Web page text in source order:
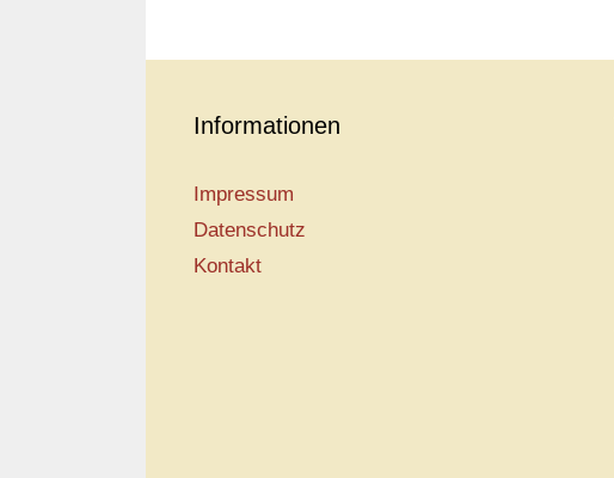
Informationen
Impressum
Datenschutz
Kontakt